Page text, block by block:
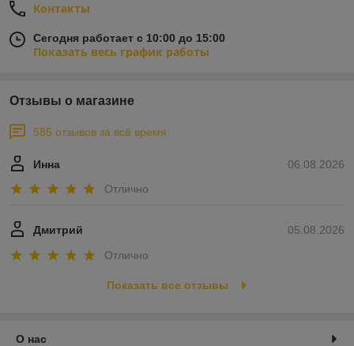
Контакты
Сегодня работает с 10:00 до 15:00
Показать весь график работы
Отзывы о магазине
585 отзывов за всё время
06.08.2026
Инна
Отлично
05.08.2026
Дмитрий
Отлично
Показать все отзывы
О нас